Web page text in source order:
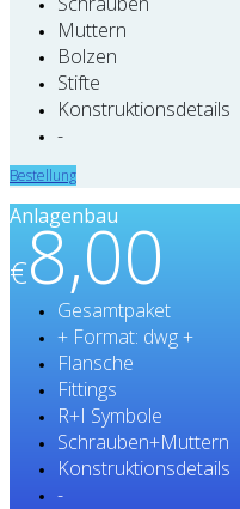
Muttern
Bolzen
Stifte
Konstruktionsdetails
-
Bestellung
Anlagenbau
€8,00
Gesamtpaket
+ Format: dwg +
Flansche
Fittings
R+I Symbole
Schrauben+Muttern
Konstruktionsdetails
-